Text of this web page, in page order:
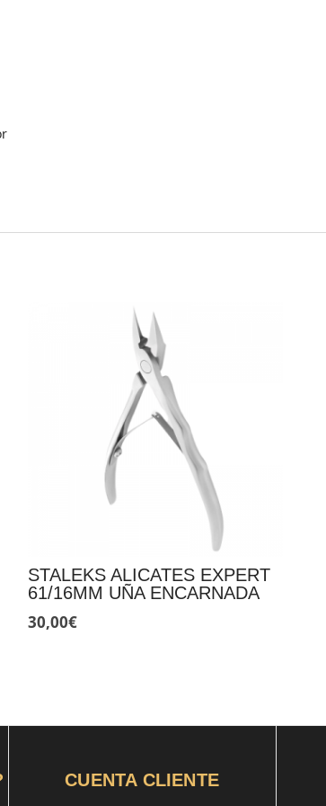
STALEKS ALICATES EXPERT
61/16MM UÑA ENCARNADA
30,00€
CUENTA CLIENTE